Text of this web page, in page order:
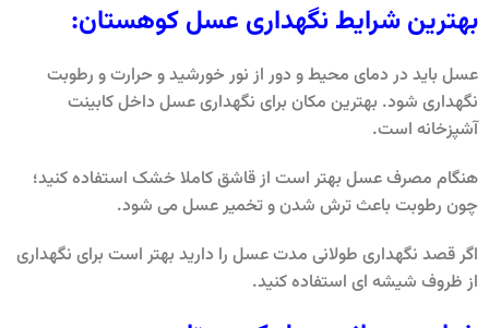
بهترین شرایط نگهداری عسل کوهستان:
عسل باید در دمای محیط و دور از نور خورشید و حرارت و رطوبت
نگهداری شود. بهترین مکان برای نگهداری عسل داخل کابینت
آشپزخانه است.
هنگام مصرف عسل بهتر است از قاشق کاملا خشک استفاده کنید؛
چون رطوبت باعث ترش شدن و تخمیر عسل می شود.
اگر قصد نگهداری طولانی مدت عسل را دارید بهتر است برای نگهداری
از ظروف شیشه ای استفاده کنید.